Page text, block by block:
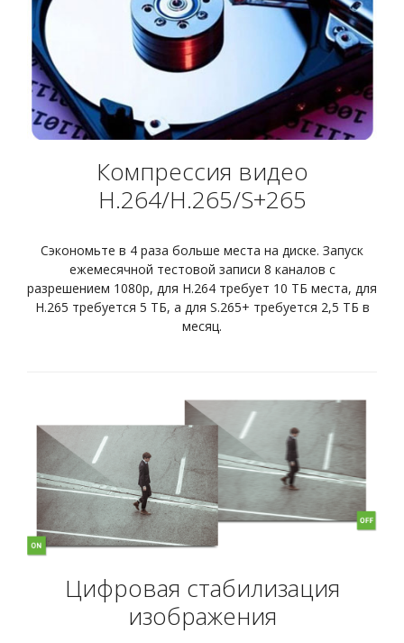
Компрессия видео
H.264/H.265/S+265
Сэкономьте в 4 раза больше места на диске. Запуск
ежемесячной тестовой записи 8 каналов с
разрешением 1080p, для H.264 требует 10 ТБ места, для
H.265 требуется 5 ТБ, а для S.265+ требуется 2,5 ТБ в
месяц.
Цифровая стабилизация
изображения